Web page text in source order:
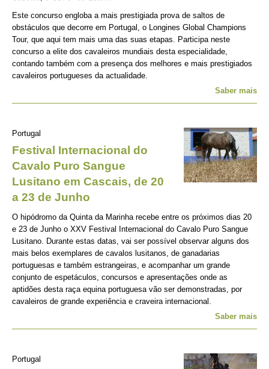
Este concurso engloba a mais prestigiada prova de saltos de
obstáculos que decorre em Portugal, o Longines Global Champions
Tour, que aqui tem mais uma das suas etapas. Participa neste
concurso a elite dos cavaleiros mundiais desta especialidade,
contando também com a presença dos melhores e mais prestigiados
cavaleiros portugueses da actualidade.
Saber mais
Portugal
Festival Internacional do
Cavalo Puro Sangue
Lusitano em Cascais, de 20
a 23 de Junho
O hipódromo da Quinta da Marinha recebe entre os próximos dias 20
e 23 de Junho o XXV Festival Internacional do Cavalo Puro Sangue
Lusitano. Durante estas datas, vai ser possível observar alguns dos
mais belos exemplares de cavalos lusitanos, de ganadarias
portuguesas e também estrangeiras, e acompanhar um grande
conjunto de espetáculos, concursos e apresentações onde as
aptidões desta raça equina portuguesa vão ser demonstradas, por
cavaleiros de grande experiência e craveira internacional.
Saber mais
Portugal